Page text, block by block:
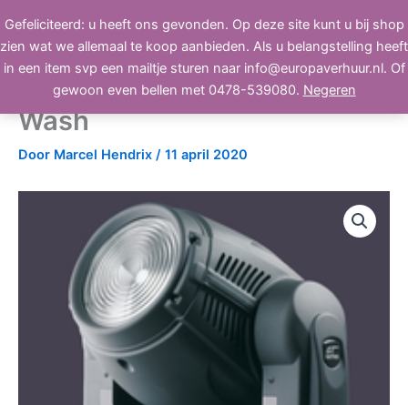
Gefeliciteerd: u heeft ons gevonden. Op deze site kunt u bij shop
zien wat we allemaal te koop aanbieden. Als u belangstelling heeft
in een item svp een mailtje sturen naar info@europaverhuur.nl. Of
gewoon even bellen met 0478-539080. Negeren
naar
de
inhoud
BEELD, GELUID, LICHT
Robe 250AT Moving Head,
Wash
Door Marcel Hendrix / 11 april 2020